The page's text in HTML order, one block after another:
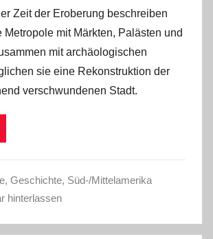
Zeit der Eroberung beschreiben
Metropole mit Märkten, Palästen und
mit archäologischen
sie eine Rekonstruktion der
verschwundenen Stadt.
, Geschichte, Süd-/Mittelamerika
hinterlassen